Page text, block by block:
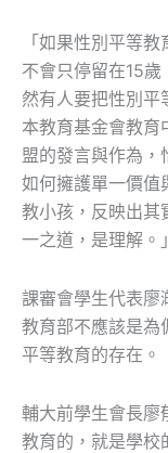
「如果性別平等
不會只停留在15
然有人要把性別平
本教育基金會教育
盟的發言與作為，
如何擁護單一價值
教小孩，反映出其
一之道，是理解。」
課審會學生代表廖
教育部不應該是為
平等教育的存在。
輔大前學生會長廖
教育的，就是學校